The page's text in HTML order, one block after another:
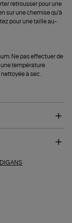
retrousser pour une
sur une chemise qu'à
pour une taille au-
Ne pas effectuer de
une température
à sec.